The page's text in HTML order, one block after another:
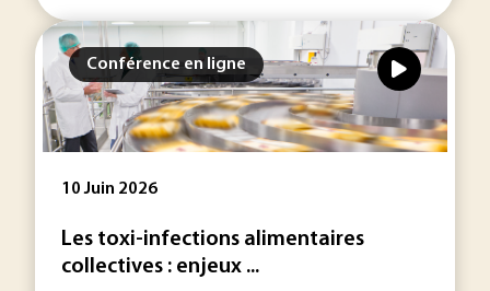
Conférence en ligne
10 Juin 2026
Les toxi-infections alimentaires
collectives : enjeux ...